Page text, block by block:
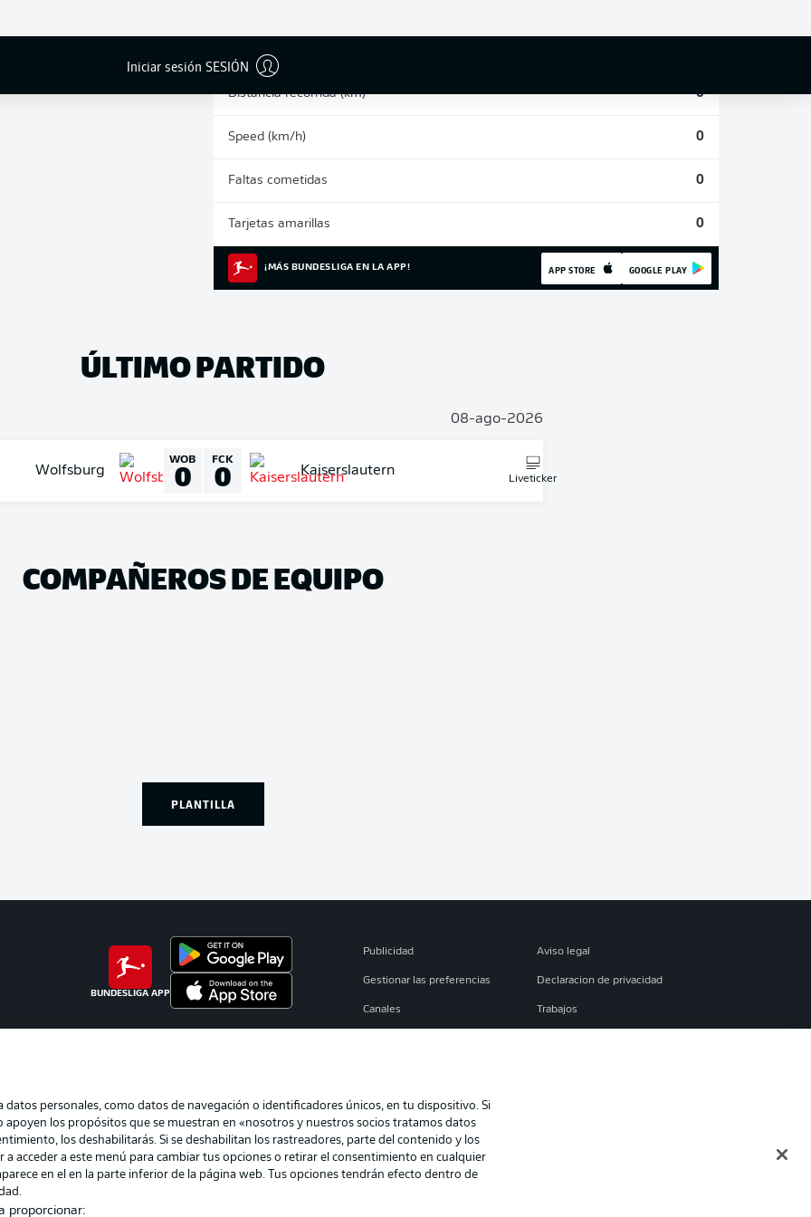
Iniciar sesión SESIÓN
Distancia recorrida (km) 0
Speed (km/h) 0
Faltas cometidas 0
Tarjetas amarillas 0
¡MÁS BUNDESLIGA EN LA APP! APP STORE GOOGLE PLAY
ÚLTIMO PARTIDO
08-ago-2026
Wolfsburg
WOB
0 FCK
0 Kaiserslautern
Liveticker
COMPAÑEROS DE EQUIPO
PLANTILLA
BUNDESLIGA APP
Publicidad Aviso legal
Gestionar las preferencias Declaracion de privacidad
Canales Trabajos
datos personales, como datos de navegación o identificadores únicos, en tu dispositivo. Si
los propósitos que se muestran en «nosotros y nuestros socios tratamos datos
los deshabilitarás. Si se deshabilitan los rastreadores, parte del contenido y los
acceder a este menú para cambiar tus opciones o retirar el consentimiento en cualquier
en el en la parte inferior de la página web. Tus opciones tendrán efecto dentro de
proporcionar: